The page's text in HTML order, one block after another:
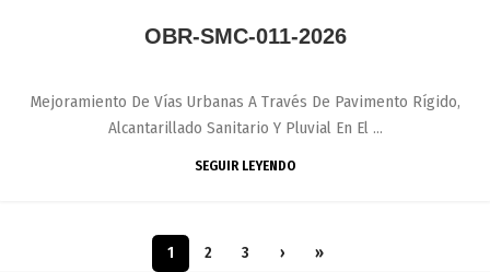
OBR-SMC-011-2026
Mejoramiento De Vías Urbanas A Través De Pavimento Rígido,
Alcantarillado Sanitario Y Pluvial En El ...
SEGUIR LEYENDO
1 2 3 › »